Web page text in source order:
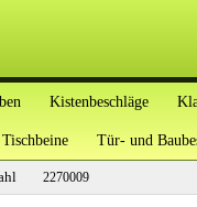
Kistenbeschläge
Tischbeine Tür- und
2270009